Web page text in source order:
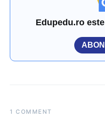
Edupedu.ro
1 COMMENT